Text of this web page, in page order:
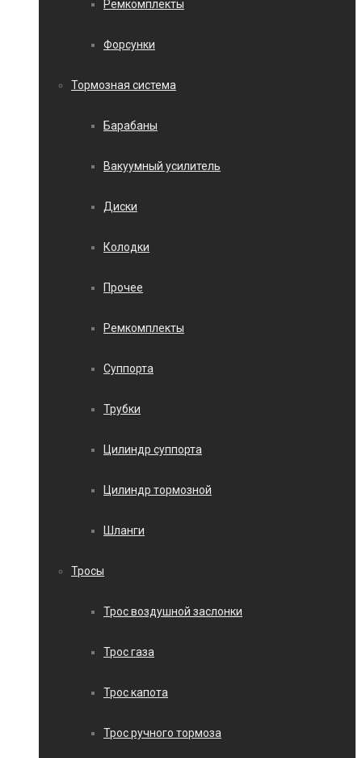
Ремкомплекты
Форсунки
Тормозная система
Барабаны
Вакуумный усилитель
Диски
Колодки
Прочее
Ремкомплекты
Суппорта
Трубки
Цилиндр суппорта
Цилиндр тормозной
Шланги
Тросы
Трос воздушной заслонки
Трос газа
Трос капота
Трос ручного тормоза